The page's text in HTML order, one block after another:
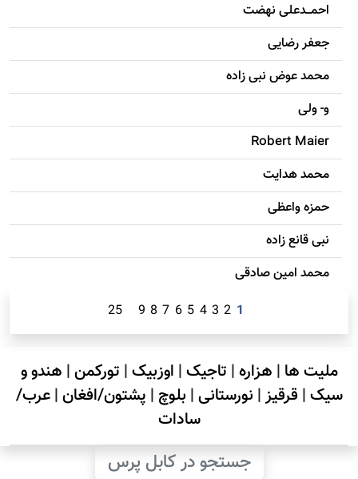
احمـــدعلی نهضت
جعفر رضایی
محمد عوض نبی زاده
و- ولی
Robert Maier
محمد هدایت
حمزه واعظی
نبی قانع زاده
محمد امين صادقی
1
2
3
4
5
6
7
8
9
25
ملیت ها | هزاره| تاجیک| اوزبیک| تورکمن| هندو و
سیک| قرقیز| نورستانی| بلوچ | پشتون/افغان|عرب/
سادات
جستجو در کابل پرس